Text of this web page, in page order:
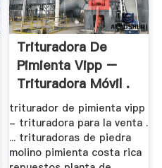
Trituradora De
Pimienta Vipp –
Trituradora Móvil .
triturador de pimienta vipp
- trituradora para la venta .
... trituradoras de piedra
molino pimienta costa rica